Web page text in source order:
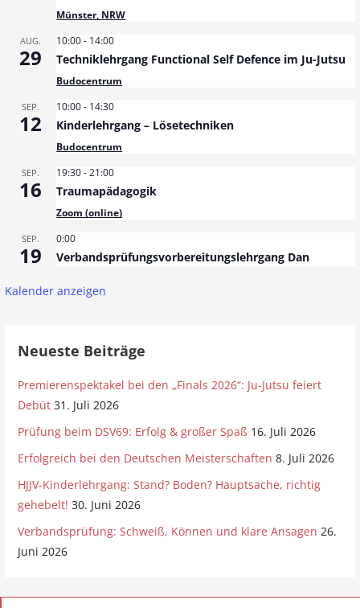
Münster, NRW
AUG.
29
10:00- 14:00
Techniklehrgang Functional Self Defence im Ju-Jutsu
Budocentrum
SEP.
12
10:00- 14:30
Kinderlehrgang – Lösetechniken
Budocentrum
SEP.
16
19:30-21:00
Traumapädagogik
Zoom (online)
SEP.
19
0:00
Verbandsprüfungsvorbereitungslehrgang Dan
Kalender anzeigen
Neueste Beiträge
Premierenspektakel bei den „Finals 2026“: Ju-Jutsu feiert
Debüt 31. Juli 2026
Prüfung beim DSV69: Erfolg & großer Spaß 16. Juli 2026
Erfolgreich bei den Deutschen Meisterschaften 8. Juli 2026
HJJV-Kinderlehrgang: Stand? Boden? Hauptsache, richtig
gehebelt! 30. Juni 2026
Verbandsprüfung: Schweiß, Können und klare Ansagen 26.
Juni 2026